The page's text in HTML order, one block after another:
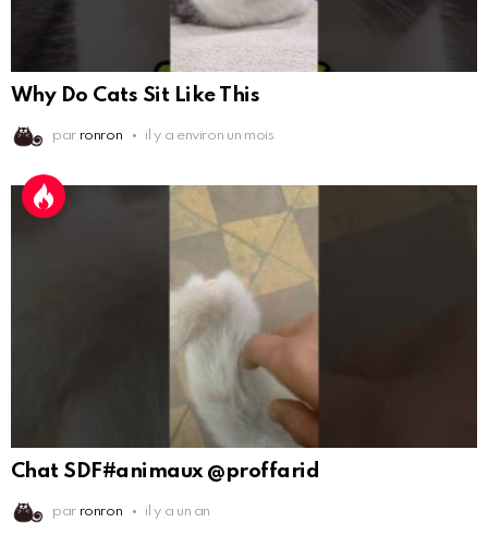
Why Do Cats Sit Like This
par ronron il y a environ un mois
Chat SDF#animaux @proffarid
par ronron il y a un an